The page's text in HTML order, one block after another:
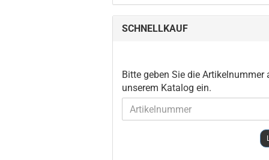
SCHNELLKAUF
BITTE
GEBEN
SIE
DIE
Bitte geben Sie die Artikelnummer
unserem Katalog ein.